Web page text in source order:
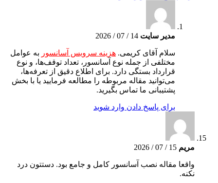
مدیر سایت 14 / 07 / 2026
سلام آقای کریمی. هزینه سرویس آسانسور به عوامل
مختلفی از جمله نوع آسانسور، تعداد توقف‌ها، و نوع
قرارداد بستگی دارد. برای اطلاع دقیق از تعرفه‌ها،
می‌توانید مقاله مربوطه را مطالعه فرمایید یا با بخش
پشتیبانی ما تماس بگیرید.
برای پاسخ دادن وارد شوید
مریم 15 / 07 / 2026
واقعا مقاله نصب آسانسور کامل و جامع بود. دستتون درد
نکنه.